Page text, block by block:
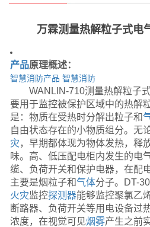
万霖测量热解粒子式电
产品原理概述：
智慧消防产品 智慧消防
WANLIN-710测量热解粒子
要用于监控被保护区域中的热解
是：物质在受热时分解出粒子和
自由状态存在的小物质组分。无
灾 ，早期都体现为物体发热，释
味。高、低压配电柜内发生的电
缆、负荷开关和保护电器，在配
主要是烟粒子和气体分子。DT-
火灾监控探测器能够监控聚氯乙
断路器、负荷开关等用电设备过
浓度，在视觉可见烟雾产生之前